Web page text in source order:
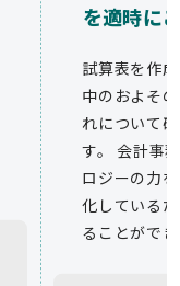
を適時に
試算表を作
中のおよそ
れについて
す。 会計事
ロジーの力
化している
ることがで